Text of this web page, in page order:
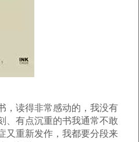
，读得非常感动的，我没有
、有点沉重的书我通常不敢
又重新发作，我都要分段来